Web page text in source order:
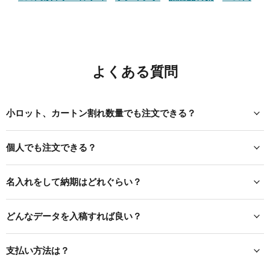
よくある質問
小ロット、カートン割れ数量でも注文できる？
個人でも注文できる？
名入れをして納期はどれぐらい？
どんなデータを入稿すれば良い？
支払い方法は？